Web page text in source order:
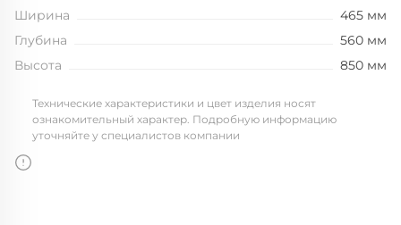
Ширина
465 мм
Глубина
560 мм
Высота
850 мм
Технические характеристики и цвет изделия носят
ознакомительный характер. Подробную информацию
уточняйте у специалистов компании